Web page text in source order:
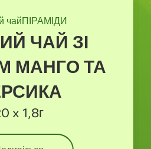
Зелений чай
ЗЕЛЕНИЙ ЧАЙ ЗІ
СМАКОМ МАНГО
20 x 1,5г